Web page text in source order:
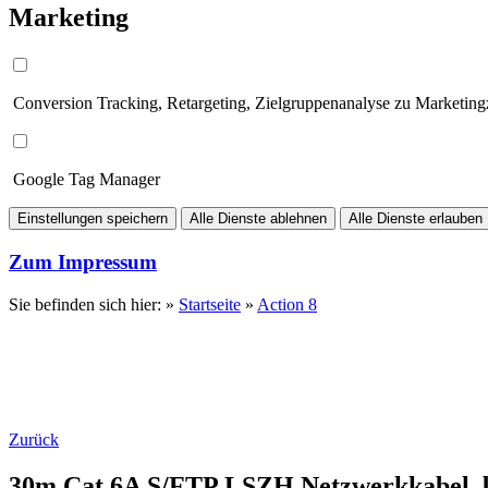
Marketing
Conversion Tracking, Retargeting, Zielgruppenanalyse zu
Google Tag Manager
Einstellungen speichern Alle Dienste ablehnen Alle Dienste erlauben
Zum Impressum
Sie befinden sich hier: » Startseite » Action 8
Zurück